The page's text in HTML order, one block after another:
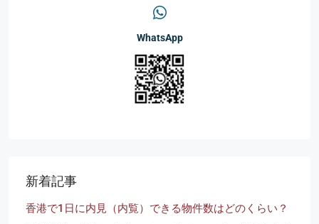
WhatsApp
新着記事
香港で1日に内見（内覧）できる物件数はどのくらい？